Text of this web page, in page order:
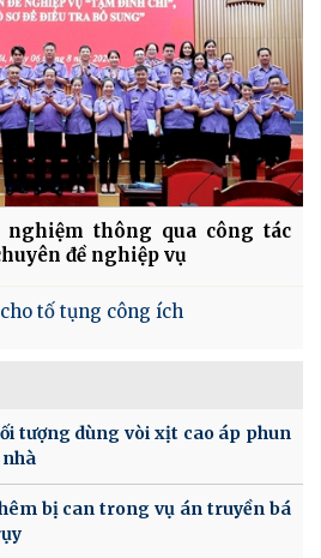
thông qua công tác
đề nghiệp vụ
tố tụng công ích
tượng dùng vòi xịt cao áp phun
nhà
bị can trong vụ án truyền bá